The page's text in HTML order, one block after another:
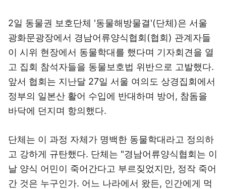
2일 동물권 보호단체 '동물해방물결'(단체)은 서울
광화문광장에서 경남어류양식협회(협회) 관계자들
이 시위 현장에서 동물학대를 했다며 기자회견을 열
고 집회 참석자들을 동물보호법 위반으로 고발했다.
앞서 협회는 지난달 27일 서울 여의도 상경집회에서
정부의 일본산 활어 수입에 반대하며 방어, 참돔을
바닥에 던지며 항의했다.
단체는 이 과정 자체가 명백한 동물학대라고 정의하
고 강하게 규탄했다. 단체는 "경남어류양식협회는 이
날 양식 어민이 죽어간다고 부르짖었지만, 정작 죽어
간 것은 누구인가. 어느 나라에서 왔든, 인간에게 먹